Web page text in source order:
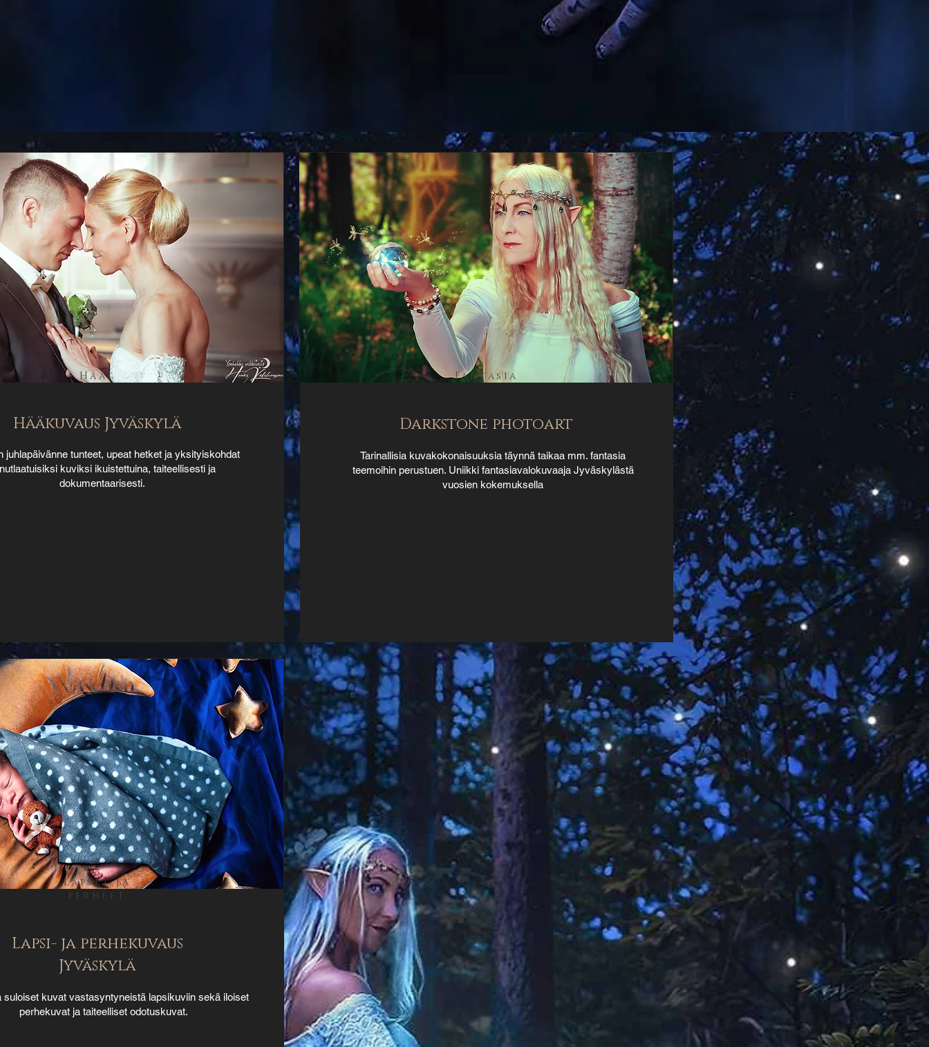
Häät
Hääkuvaus Jyväskylä
juhlapäivänne tunteet, upeat hetket ja yksityiskohdat
kuviksi ikuistettuina, taiteellisesti ja
dokumentaarisesti.
Fantasia
Darkstone photoart
Tarinallisia kuvakokonaisuuksia täynnä taikaa mm. fantasia
teemoihin perustuen. Uniikki fantasiavalokuvaaja Jyväskylästä
vuosien kokemuksella
Lapset ja
perheet
Lapsi- ja perhekuvaus
Jyväskylä
suloiset kuvat vastasyntyneistä lapsikuviin sekä iloiset
perhekuvat ja taiteelliset odotuskuvat.